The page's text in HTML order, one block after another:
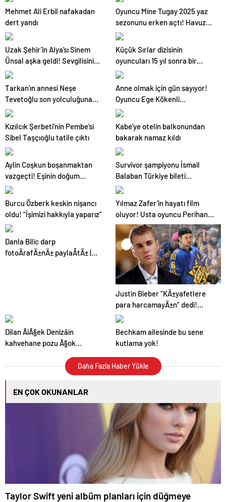
Mehmet Ali Erbil nafakadan
dert yandı
Oyuncu Mine Tugay 2025 yaz
sezonunu erken açtı! Havuz
fotoğrafları gündem oldu
Uzak Şehir’in Alya’sı Sinem
Ünsal aşka geldi! Sevgilisinin
doğum gününü kutladı
Küçük Sırlar dizisinin
oyuncuları 15 yıl sonra bir
arada
Tarkan’ın annesi Neşe
Tevetoğlu son yolculuğuna
uğurlanıyor! Ünlü isimler akın
Anne olmak için gün sayıyor!
Oyuncu Ege Kökenli
duygularını paylaştı
Kızılcık Şerbeti’nin Pembe’si
Sibel Taşçıoğlu tatile çıktı
Kabe’ye otelin balkonundan
bakarak namaz kıldı
Aylin Coşkun boşanmaktan
vazgeçti! Eşinin doğum
gününü sosyal medyadan
kutladı
Survivor şampiyonu İsmail
Balaban Türkiye bileti
kazandı! Hamile eşi İlayda
Burcu Özberk keskin nişancı
oldu! “İşimizi hakkıyla yaparız”
Yılmaz Zafer’in hayatı film
oluyor! Usta oyuncu Perihan
Savaş, Engin Akyürek oynasın
istiyor
Danla Bilic darp
fotoÄrafÄ±nÄ± paylaÅtÄ± |
Justin Bieber “KÄ±yafetlere
para harcamayÄ±n” dedi!
Nedeni ortaya Ã§Ä±ktÄ±
Dilan ÃiÃ§ek Denizâin
kahvehane pozu Ã§ok
Bechkam ailesinde bu sene
kutlama yok!
Daha Fazla Haber Yükle
EN ÇOK OKUNANLAR
Taylor Swift yeni albüm planları için düğmeye